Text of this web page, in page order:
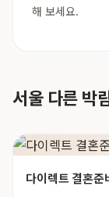
해 보세요.
서울 다른 박
다이렉트 결혼준